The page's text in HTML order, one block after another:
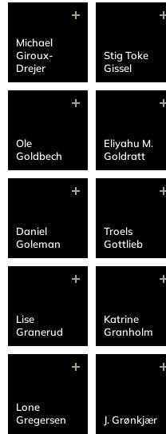
Michael
Giroux-
Drejer
Stig Toke
Gissel
Ole
Goldbech
Eliyahu M.
Goldratt
Daniel
Goleman
Troels
Gottlieb
Lise
Granerud
Katrine
Granholm
Lone
Gregersen
J. Grønkjær